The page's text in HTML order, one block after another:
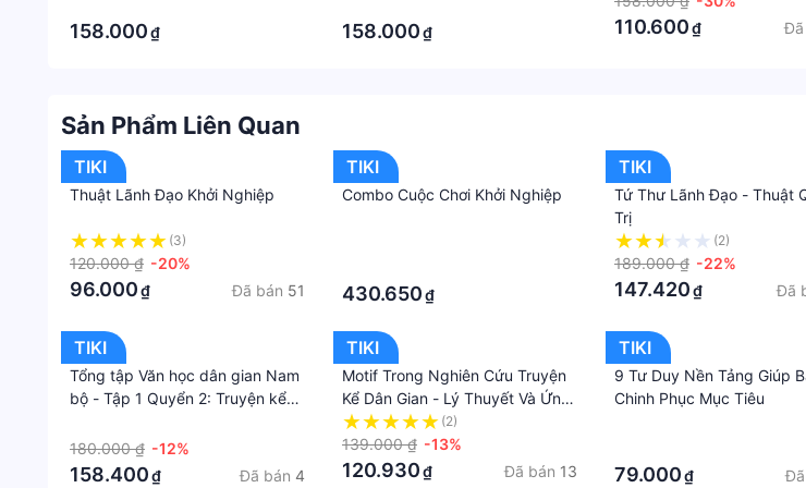
Thông tin sản phẩm:
NHÀ PHÁT HÀNH: Bizbooks
TÁC GIẢ: Tom Albrighton
KÍCH THƯỚC: 14x20.5
SỐ TRANG: 228Giá sản phẩm trên Tiki đã bao gồm thuế theo luật hiện hành. Bên
phát sinh thêm chi phí khác như phí vận chuyển, phụ phí hàng cồng kềnh, thuế nhập
158.000₫ 158.000₫ 110.600₫ Đã
Sản Phẩm Liên Quan
TIKI
Thuật Lãnh Đạo Khởi Nghiệp
(3)
120.000 ₫ -20%
96.000₫ Đã bán 51
TIKI
Combo Cuộc Chơi Khởi Nghiệp
430.650₫
TIKI
Tứ Thư Lãnh Đạo - Thuật
Trị
(2)
189.000 ₫ -22%
147.420₫ Đã
TIKI
Tổng tập Văn học dân gian Nam
bộ - Tập 1 Quyển 2: Truyện kể
180.000 ₫ -12%
158.400₫ Đã bán 4
TIKI
Motif Trong Nghiên Cứu Truyện
Kể Dân Gian - Lý Thuyết Và Ứng
Dụng
(2)
139.000 ₫ -13%
120.930₫ Đã bán 13
TIKI
9 Tư Duy Nền Tảng Giúp
Chinh Phục Mục Tiêu
79.000₫